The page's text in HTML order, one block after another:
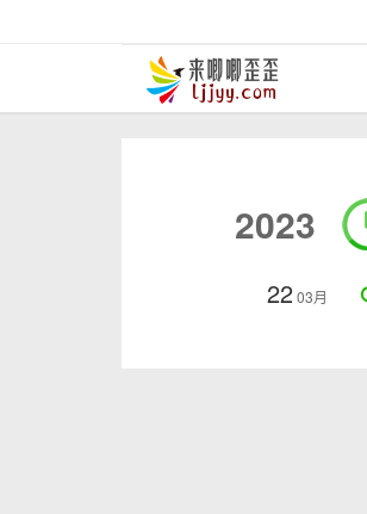
2023
2203月